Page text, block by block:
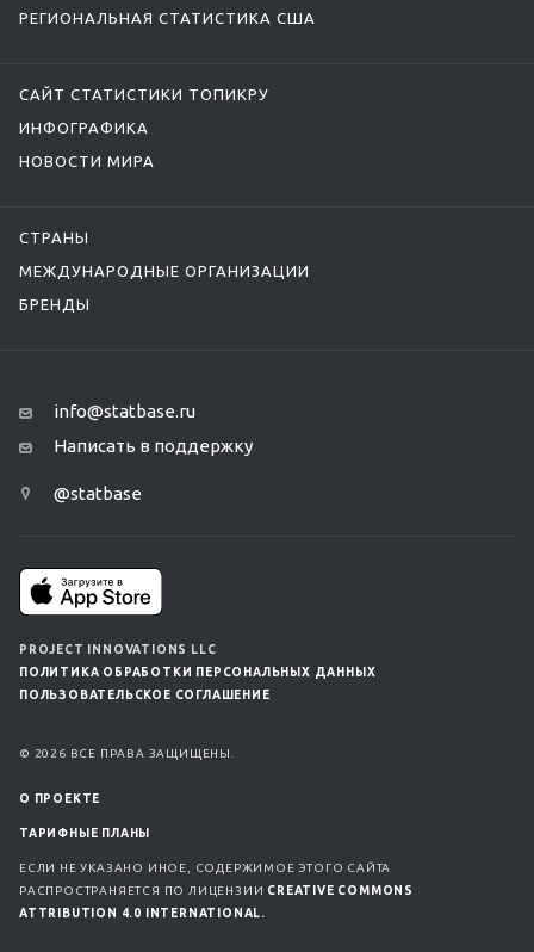
РЕГИОНАЛЬНАЯ СТАТИСТИКА США
САЙТ СТАТИСТИКИ ТОПИКРУ
ИНФОГРАФИКА
НОВОСТИ МИРА
СТРАНЫ
МЕЖДУНАРОДНЫЕ ОРГАНИЗАЦИИ
БРЕНДЫ
info@statbase.ru
Написать в поддержку
@statbase
PROJECT INNOVATIONS LLC
ПОЛИТИКА ОБРАБОТКИ ПЕРСОНАЛЬНЫХ ДАННЫХ
ПОЛЬЗОВАТЕЛЬСКОЕ СОГЛАШЕНИЕ
© 2026 ВСЕ ПРАВА ЗАЩИЩЕНЫ.
О ПРОЕКТЕ
ТАРИФНЫЕ ПЛАНЫ
ЕСЛИ НЕ УКАЗАНО ИНОЕ, СОДЕРЖИМОЕ ЭТОГО САЙТА
РАСПРОСТРАНЯЕТСЯ ПО ЛИЦЕНЗИИ CREATIVE COMMONS
ATTRIBUTION 4.0 INTERNATIONAL.